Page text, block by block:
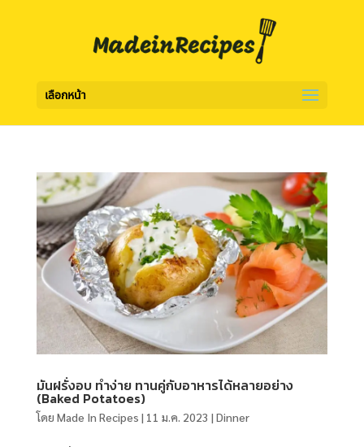
เลือกหน้า
มันฝรั่งอบ ทำง่าย ทานคู่กับอาหารได้หลายอย่าง
(Baked Potatoes)
โดย Made In Recipes | 11 ม.ค. 2023 | Dinner